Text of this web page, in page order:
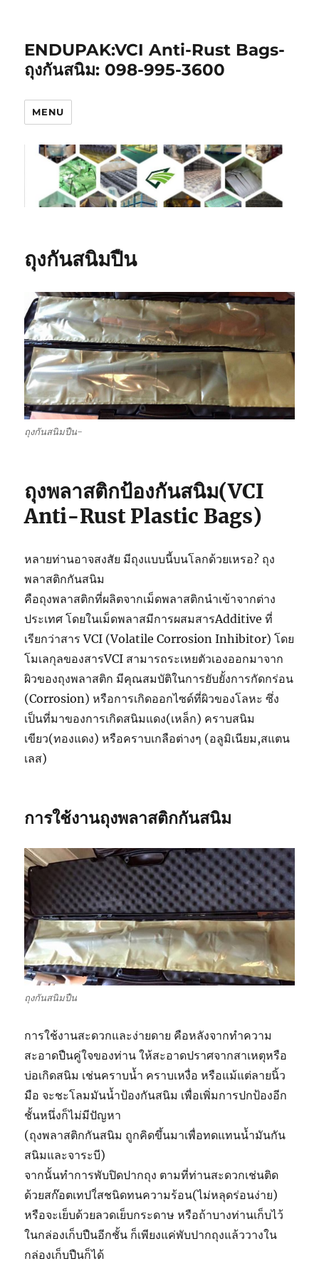
ENDUPAK:VCI Anti-Rust Bags-
ถุงกันสนิม: 098-995-3600
MENU
ถุงกันสนิมปืน‬
ถุงกันสนิมปืน-
ถุงพลาสติกป้องกันสนิม(VCI
Anti-Rust Plastic Bags)
หลายท่านอาจสงสัย มีถุงแบบนี้บนโลกด้วยเหรอ? ถุง
พลาสติกกันสนิม
คือถุงพลาสติกที่ผลิตจากเม็ดพลาสติกนำเข้าจากต่าง
ประเทศ โดยในเม็ดพลาสมีการผสมสารAdditive ที่
เรียกว่าสาร VCI (Volatile Corrosion Inhibitor) โดย
โมเลกุลของสารVCI สามารถระเหยตัวเองออกมาจาก
ผิวของถุงพลาสติก มีคุณสมบัติในการยับยั้งการกัดกร่อน
(Corrosion) หรือการเกิดออกไซด์ที่ผิวของโลหะ ซึ่ง
เป็นที่มาของการเกิดสนิมแดง(เหล็ก) คราบสนิม
เขียว(ทองแดง) หรือคราบเกลือต่างๆ (อลูมิเนียม,สแตน
เลส)
การใช้งานถุงพลาสติกกันสนิม
ถุงกันสนิมปืน
การใช้งานสะดวกและง่ายดาย คือหลังจากทำความ
สะอาดปืนคู่ใจของท่าน ให้สะอาดปราศจากสาเหตุหรือ
บ่อเกิดสนิม เช่นคราบน้ำ คราบเหงื่อ หรือแม้แต่ลายนิ้ว
มือ จะชะโลมมันน้ำป้องกันสนิม เพื่อเพิ่มการปกป้องอีก
ชั้นหนึ่งก็ไม่มีปัญหา
(ถุงพลาสติกกันสนิม ถูกคิดขึ้นมาเพื่อทดแทนน้ำมันกัน
สนิมและจาระบี)
จากนั้นทำการพับปิดปากถุง ตามที่ท่านสะดวกเช่นติด
ด้วยสก๊อตเทปใ่สชนิดทนความร้อน(ไม่หลุดร่อนง่าย)
หรือจะเย็บด้วยลวดเย็บกระดาษ หรือถ้าบางท่านเก็บไว้
ในกล่องเก็บปืนอีกชั้น ก็เพียงแค่พับปากถุงแล้ววางใน
กล่องเก็บปืนก็ได้